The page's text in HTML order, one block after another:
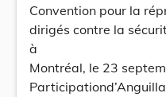
Convention pour la
dirigés contre la
à
Montréal, le 23
Participationd’Anguilla